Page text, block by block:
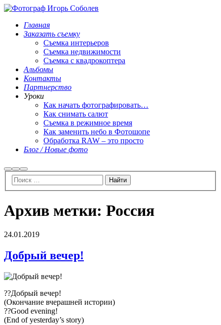
Главная
Заказать съемку
Съемка интерьеров
Съемка недвижимости
Съемка с квадрокоптера
Альбомы
Контакты
Партнерство
Уроки
Как начать фотографировать…
Как снимать салют
Съемка в режимное время
Как заменить небо в Фотошопе
Обработка RAW – это просто
Блог / Новые фото
НайтиБольше
информации
Главное
меню
Архив метки: Россия
24.01.2019
Добрый вечер!
??Добрый вечер!
(Окончание вчерашней истории)
??Good evening!
(End of yesterday’s story)